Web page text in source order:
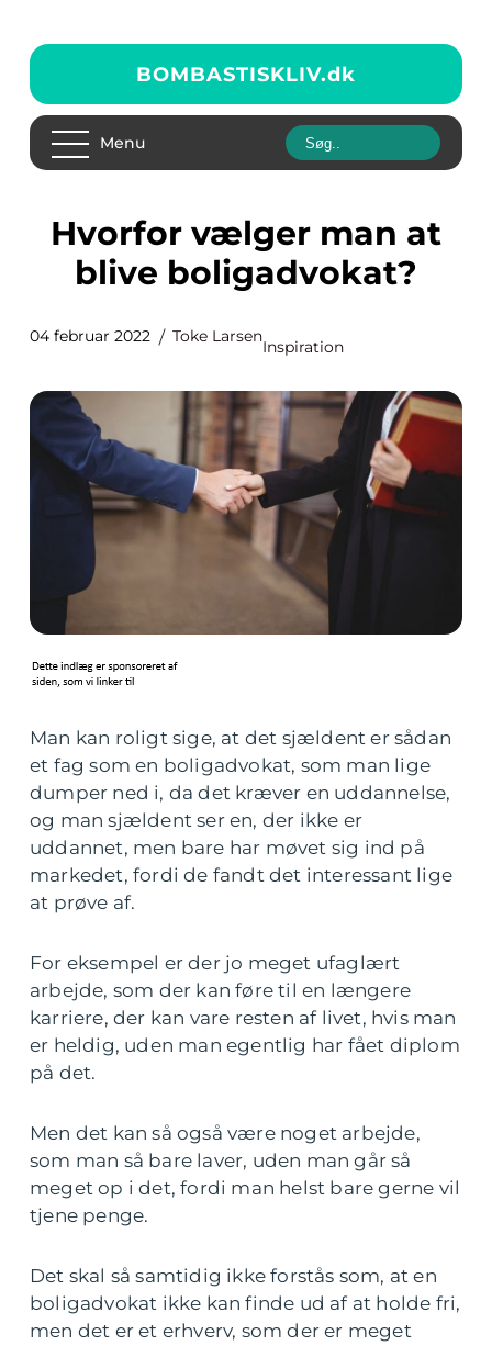
BOMBASTISKLIV.dk
Menu
Hvorfor vælger man at
blive boligadvokat?
04 februar 2022 Toke Larsen
Inspiration
Man kan roligt sige, at det sjældent er sådan
et fag som en boligadvokat, som man lige
dumper ned i, da det kræver en uddannelse,
og man sjældent ser en, der ikke er
uddannet, men bare har møvet sig ind på
markedet, fordi de fandt det interessant lige
at prøve af.
For eksempel er der jo meget ufaglært
arbejde, som der kan føre til en længere
karriere, der kan vare resten af livet, hvis man
er heldig, uden man egentlig har fået diplom
på det.
Men det kan så også være noget arbejde,
som man så bare laver, uden man går så
meget op i det, fordi man helst bare gerne vil
tjene penge.
Det skal så samtidig ikke forstås som, at en
boligadvokat ikke kan finde ud af at holde fri,
men det er et erhverv, som der er meget